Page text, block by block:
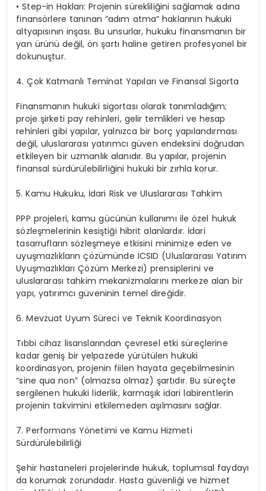
•Step-in Hakları: Projenin sürekliliğini sağlamak adına
finansörlere tanınan “adım atma” haklarının hukuki
altyapısının inşası. Bu unsurlar, hukuku finansmanın bir
yan ürünü değil, ön şartı haline getiren profesyonel bir
dokunuştur.
4. Çok Katmanlı Teminat Yapıları ve Finansal Sigorta
Finansmanın hukuki sigortası olarak tanımladığım;
proje şirketi pay rehinleri, gelir temlikleri ve hesap
rehinleri gibi yapılar, yalnızca bir borç yapılandırması
değil, uluslararası yatırımcı güven endeksini doğrudan
etkileyen bir uzmanlık alanıdır. Bu yapılar, projenin
finansal sürdürülebilirliğini hukuki bir zırhla korur.
5. Kamu Hukuku, İdari Risk ve Uluslararası Tahkim
PPP projeleri, kamu gücünün kullanımı ile özel hukuk
sözleşmelerinin kesiştiği hibrit alanlardır. İdari
tasarrufların sözleşmeye etkisini minimize eden ve
uyuşmazlıkların çözümünde ICSID (Uluslararası Yatırım
Uyuşmazlıkları Çözüm Merkezi) prensiplerini ve
uluslararası tahkim mekanizmalarını merkeze alan bir
yapı, yatırımcı güveninin temel direğidir.
6. Mevzuat Uyum Süreci ve Teknik Koordinasyon
Tıbbi cihaz lisanslarından çevresel etki süreçlerine
kadar geniş bir yelpazede yürütülen hukuki
koordinasyon, projenin fiilen hayata geçebilmesinin
“sine qua non” (olmazsa olmaz) şartıdır. Bu süreçte
sergilenen hukuki liderlik, karmaşık idari labirentlerin
projenin takvimini etkilemeden aşılmasını sağlar.
7. Performans Yönetimi ve Kamu Hizmeti
Sürdürülebilirliği
Şehir hastaneleri projelerinde hukuk, toplumsal faydayı
da korumak zorundadır. Hasta güvenliği ve hizmet